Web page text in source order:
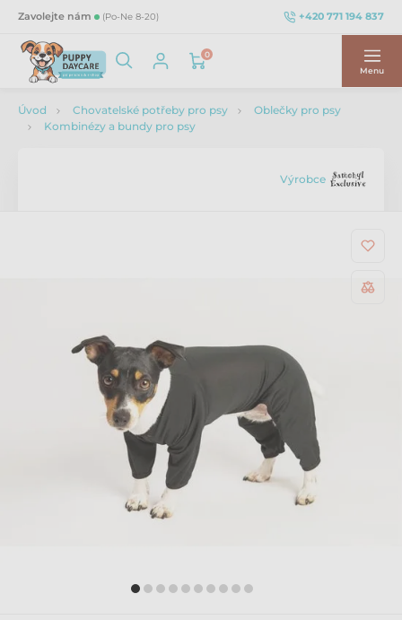
Zavolejte nám (Po-Ne 8-20) +420 771 194 837
0
Menu
Úvod Chovatelské potřeby pro psy
Oblečky pro psy
Kombinézy a bundy pro psy
Výrobce